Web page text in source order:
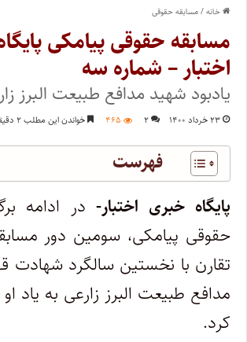
خانه/مسابقه حقوقی
مسابقه حقوقی پیامکی
اختبار – شماره سه
یادبود شهید مدافع طبیعت البرز
۲۳ خرداد ۱۴۰۰ ۲ ۴۶۵ خواندن این مطلب ۲ دقیقه زمان میبرد
فهرست
پایگاه خبری اختبار- در ادامه
حقوقی پیامکی، سومین دور
تقارن با نخستین سالگرد شهادت
مدافع طبیعت البرز زارعی به یاد او
کرد.